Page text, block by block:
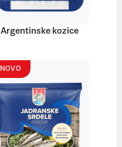
Argentinske kozice
NOVO